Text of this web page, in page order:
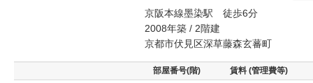
京阪本線墨染駅 徒歩6分
2008年築 / 2階建
京都市伏見区深草藤森玄蕃町
部屋番号(階) 賃料 (管理費等)